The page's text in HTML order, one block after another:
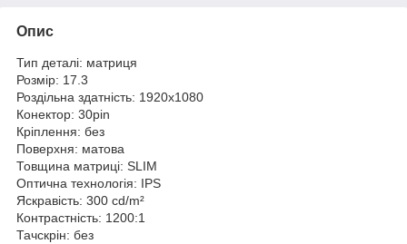
Опис
Тип деталі: матриця
Розмір: 17.3
Роздільна здатність: 1920x1080
Конектор: 30pin
Кріплення: без
Поверхня: матова
Товщина матриці: SLIM
Оптична технологія: IPS
Яскравість: 300 cd/m²
Контрастність: 1200:1
Тачскрін: без